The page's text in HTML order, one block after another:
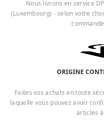
Nous livrons en service
(Luxembourg) - selon votre
ORIGINE
Faites vos achats en toute
laquelle vous pouvez avoir
articles